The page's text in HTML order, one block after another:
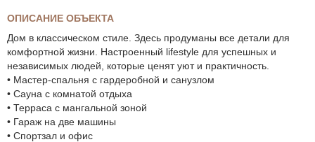
ОПИСАНИЕ ОБЪЕКТА
Дом в классическом стиле. Здесь продуманы все детали для
комфортной жизни. Настроенный lifestyle для успешных и
независимых людей, которые ценят уют и практичность.
• Мастер-спальня с гардеробной и санузлом
• Сауна с комнатой отдыха
• Терраса с мангальной зоной
• Гараж на две машины
• Спортзал и офис